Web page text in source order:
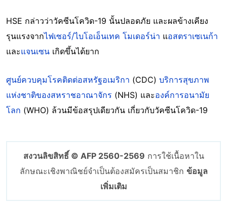
HSE กล่าวว่าวัคซีนโควิด-19 นั้นปลอดภัย และผลข้างเคียง
รุนแรงจากไฟเซอร์/ไบโอเอ็นเทค โมเดอร์น่า แอสตราเซเนก้า
และแจนเซน เกิดขึ้นได้ยาก
ศูนย์ควบคุมโรคติดต่อสหรัฐอเมริกา (CDC) บริการสุขภาพ
แห่งชาติของสหราชอาณาจักร (NHS) และองค์การอนามัย
โลก (WHO) ล้วนมีข้อสรุปเดียวกัน เกี่ยวกับวัคซีนโควิด-19
สงวนลิขสิทธิ์ © AFP 2560-2569 การใช้เนื้อหาใน
ลักษณะเชิงพาณิชย์จำเป็นต้องสมัครเป็นสมาชิก ข้อมูล
เพิ่มเติม